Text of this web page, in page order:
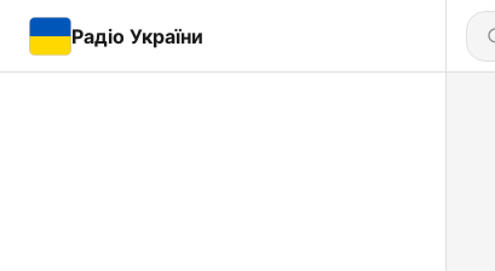
Радіо України